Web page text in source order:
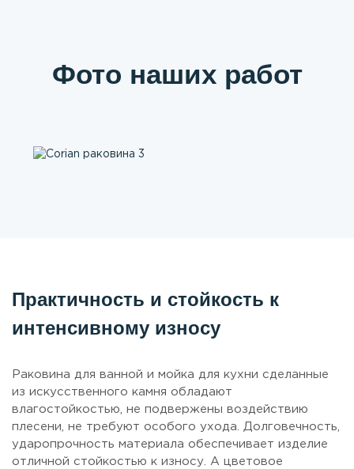
Фото наших работ
Практичность и стойкость к
интенсивному износу
Раковина для ванной и мойка для кухни сделанные
из искусственного камня обладают
влагостойкостью, не подвержены воздействию
плесени, не требуют особого ухода. Долговечность,
ударопрочность материала обеспечивает изделие
отличной стойкостью к износу. А цветовое